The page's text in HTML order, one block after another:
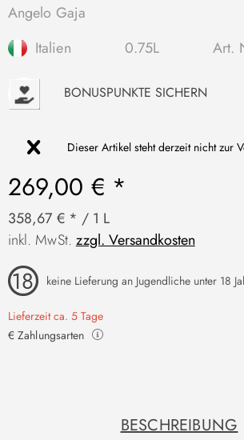
Angelo Gaja
Italien
0.75L Art.
P BONUSPUNKTE SICHERN
Dieser Artikel steht derzeit nicht zur
269,00 € *
358,67 € * / 1 L
inkl. MwSt. zzgl. Versandkosten
keine Lieferung an Jugendliche unter 18
Lieferzeit ca. 5 Tage
€ Zahlungsarten
BESCHREIBUNG